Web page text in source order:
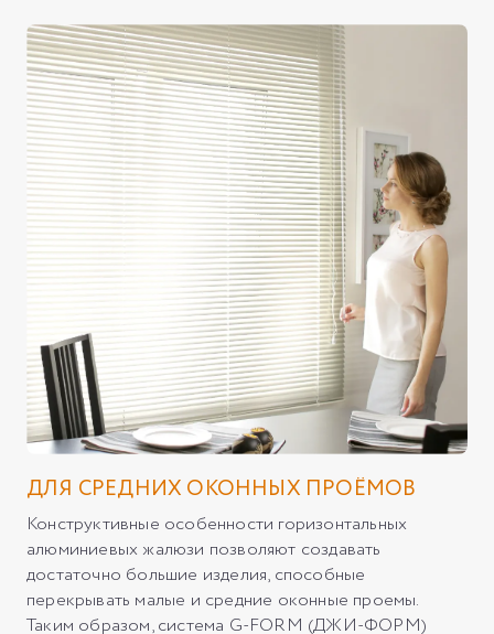
ДЛЯ СРЕДНИХ ОКОННЫХ ПРОЁМОВ
Конструктивные особенности горизонтальных
алюминиевых жалюзи позволяют создавать
достаточно большие изделия, способные
перекрывать малые и средние оконные проемы.
Таким образом, система G-FORM (ДЖИ-ФОРМ)